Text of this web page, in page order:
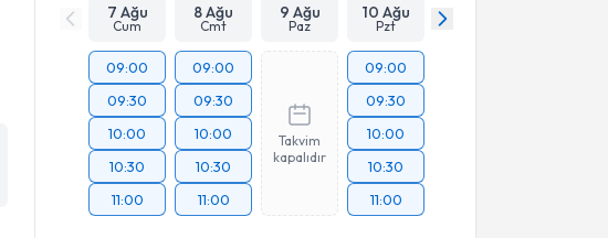
7 Ağu
Cum
8 Ağu
Cmt
9 Ağu
Paz
10 Ağu
Pzt
09:00
09:30
10:00
10:30
11:00
09:00
09:30
10:00
10:30
11:00
Takvim
kapalıdır
09:00
09:30
10:00
10:30
11:00